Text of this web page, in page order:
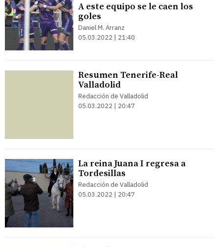
A este equipo se le caen los
goles
Daniel M. Arranz
05.03.2022 | 21:40
Resumen Tenerife-Real
Valladolid
Redacción de Valladolid
05.03.2022 | 20:47
La reina Juana I regresa a
Tordesillas
Redacción de Valladolid
05.03.2022 | 20:47